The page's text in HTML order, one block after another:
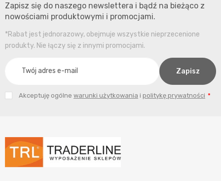
Zapisz się do naszego newslettera i bądź na bieżąco z
nowościami produktowymi i promocjami.
*Rabat jest jednorazowy, obejmuje wszystkie nieprzecenione
produkty. Nie łączy się z innymi promocjami.
Akceptuję ogólne warunki użytkowania i politykę prywatności